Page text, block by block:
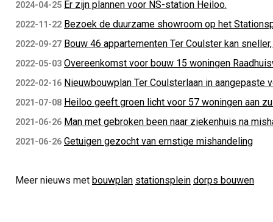
2024-04-25 Er zijn plannen voor NS-station Heiloo.
2022-11-22 Bezoek de duurzame showroom op het
2022-09-27 Bouw 46 appartementen Ter Coulster kan
2022-05-03 Overeenkomst voor bouw 15 woningen
2022-02-16 Nieuwbouwplan Ter Coulsterlaan in aangepaste
2021-07-08 Heiloo geeft groen licht voor 57 woningen aan
2021-06-26 Man met gebroken been naar ziekenhuis na
2021-06-26 Getuigen gezocht van ernstige mishandeling
Meer nieuws met bouwplan stationsplein dorps bouwen